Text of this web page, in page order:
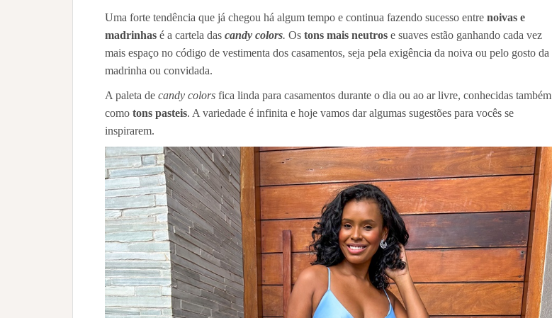
Uma forte tendência que já chegou há algum tempo e continua fazendo sucesso entre noivas e
madrinhas é a cartela das candy colors. Os tons mais neutros e suaves estão ganhando cada vez
mais espaço no código de vestimenta dos casamentos, seja pela exigência da noiva ou pelo gosto da
madrinha ou convidada.
A paleta de candy colors fica linda para casamentos durante o dia ou ao ar livre, conhecidas também
como tons pasteis. A variedade é infinita e hoje vamos dar algumas sugestões para vocês se
inspirarem.